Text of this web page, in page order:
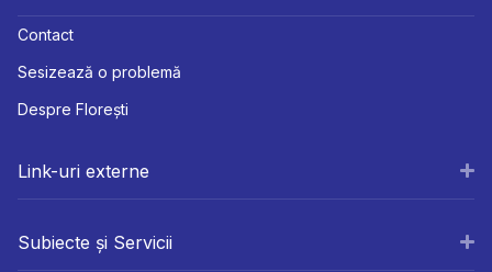
Contact
Sesizează o problemă
Despre Florești
Link-uri externe
Subiecte și Servicii